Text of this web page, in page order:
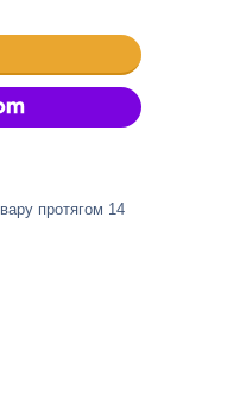
протягом 14